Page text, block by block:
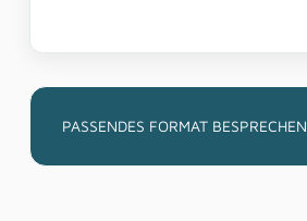
PASSENDES FORMAT BESPRECHEN